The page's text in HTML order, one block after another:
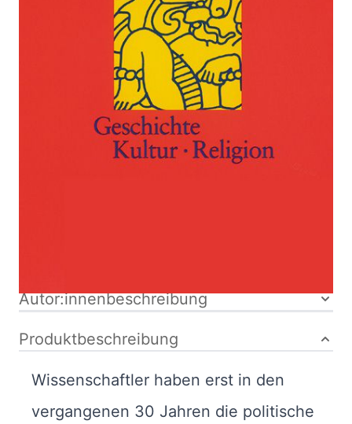
Berthold
Verlag: C. H.
12.09.2018
128 Seiten
ISBN: 978-3-
Autor:innenbeschreibung
Produktbeschreibung
Wissenschaftler haben erst in den
vergangenen 30 Jahren die politische